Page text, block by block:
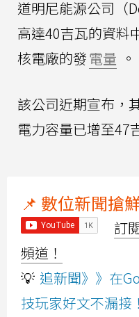
道明尼能源公司（
高達40吉瓦的資
核電廠的發電量 。
該公司近期宣布，
電力容量已增至47
📌 數位新聞搶
訂
頻道！
💡 追新聞》》在
技玩家好文不漏接！